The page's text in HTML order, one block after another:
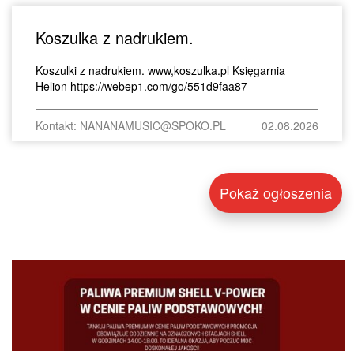
Koszulka z nadrukiem.
Koszulki z nadrukiem. www,koszulka.pl Księgarnia
Helion https://webep1.com/go/551d9faa87
Kontakt: NANANAMUSIC@SPOKO.PL 02.08.2026
Pokaż ogłoszenia